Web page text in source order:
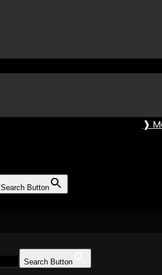
❱
Search Button
Search Button